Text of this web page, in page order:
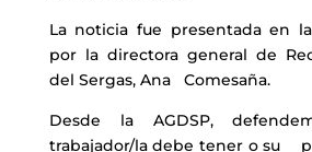
La noticia fue presentada en
por la directora general de
del Sergas, Ana Comesaña.
Desde la AGDSP,
trabajador/la debe tener o su